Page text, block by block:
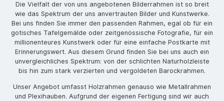
Die Vielfalt der von uns angebotenen Bilderrahmen ist so breit
wie das Spektrum der uns anvertrauten Bilder und Kunstwerke.
Bei uns finden Sie immer den passenden Rahmen, egal ob für ein
gotisches Tafelgemälde oder zeitgenössische Fotografie, für ein
millionenteures Kunstwerk oder für eine einfache Postkarte mit
Erinnerungswert. Aus diesem Grund finden Sie bei uns auch ein
unvergleichliches Spektrum: von der schlichten Naturholzleiste
bis hin zum stark verzierten und vergoldeten Barockrahmen.
Unser Angebot umfasst Holzrahmen genauso wie Metallrahmen
und Plexihauben. Aufgrund der eigenen Fertigung sind wir auch